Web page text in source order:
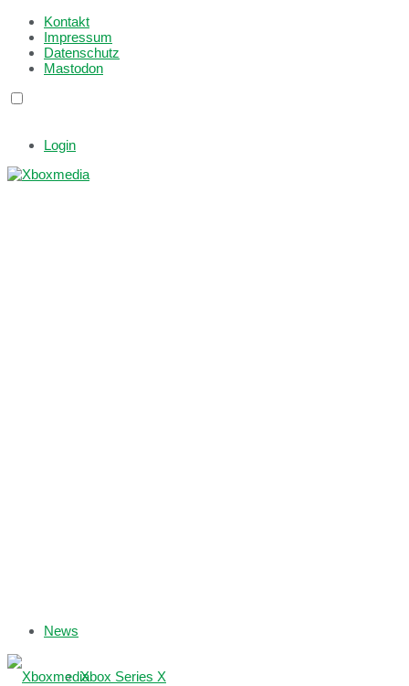
Kontakt
Impressum
Datenschutz
Mastodon
Login
News
Xbox Series X